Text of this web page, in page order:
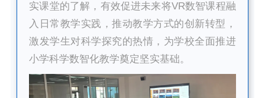
实课堂的了解，有效促进未来将VR数智课程融
入日常教学实践，推动教学方式的创新转型，
激发学生对科学探究的热情，为学校全面推进
小学科学数智化教学奠定坚实基础。